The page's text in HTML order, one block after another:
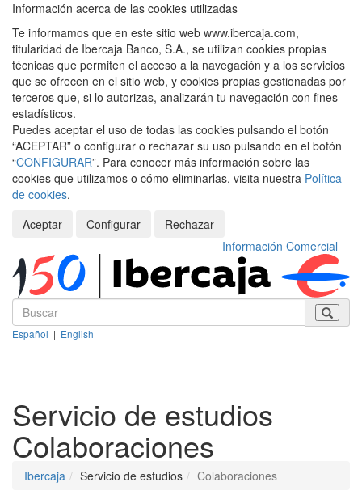
Información acerca de las cookies utilizadas
Te informamos que en este sitio web www.ibercaja.com,
titularidad de Ibercaja Banco, S.A., se utilizan cookies propias
técnicas que permiten el acceso a la navegación y a los servicios
que se ofrecen en el sitio web, y cookies propias gestionadas por
terceros que, si lo autorizas, analizarán tu navegación con fines
estadísticos.
Puedes aceptar el uso de todas las cookies pulsando el botón
“ACEPTAR” o configurar o rechazar su uso pulsando en el botón
“CONFIGURAR”. Para conocer más información sobre las
cookies que utilizamos o cómo eliminarlas, visita nuestra Política
de cookies.
Aceptar
Configurar
Rechazar
Información Comercial
Español | English
Servicio de estudios
Colaboraciones
Ibercaja Servicio de estudios Colaboraciones